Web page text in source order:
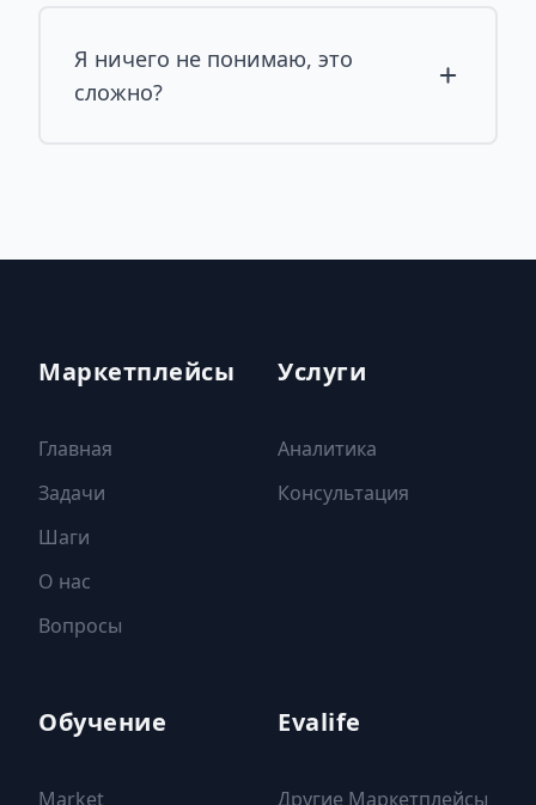
Я ничего не понимаю, это
сложно?
Маркетплейсы
Главная
Задачи
Шаги
О нас
Вопросы
Услуги
Аналитика
Консультация
Обучение
Market
Evalife
Другие Маркетплейсы